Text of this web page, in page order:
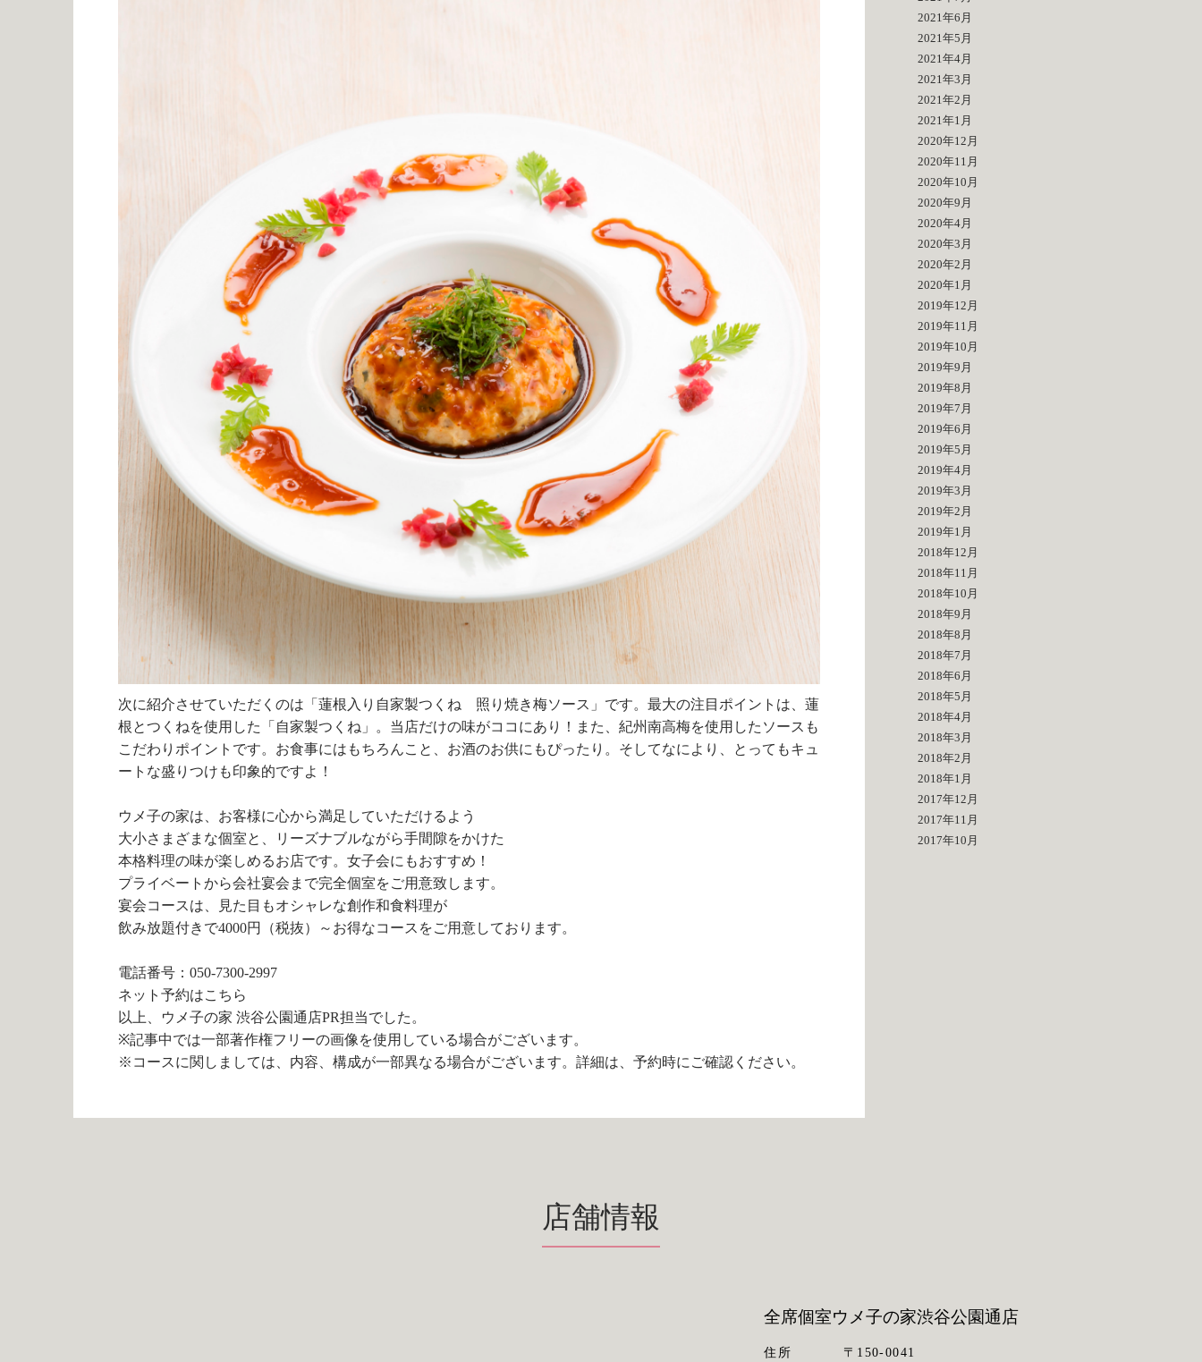
次に紹介させていただくのは「蓮根入り自家製つくね 照り焼き梅ソース」です。最大の注目ポイントは、蓮
根とつくねを使用した「自家製つくね」。当店だけの味がココにあり！また、紀州南高梅を使用したソースも
こだわりポイントです。お食事にはもちろんこと、お酒のお供にもぴったり。そしてなにより、とってもキュ
ートな盛りつけも印象的ですよ！
ウメ子の家は、お客様に心から満足していただけるよう
大小さまざまな個室と、リーズナブルながら手間隙をかけた
本格料理の味が楽しめるお店です。女子会にもおすすめ！
プライベートから会社宴会まで完全個室をご用意致します。
宴会コースは、見た目もオシャレな創作和食料理が
飲み放題付きで4000円（税抜）～お得なコースをご用意しております。
電話番号： 050-7300-2997
ネット予約はこちら
以上、ウメ子の家 渋谷公園通店PR担当でした。
※記事中では一部著作権フリーの画像を使用している場合がございます。
※コースに関しましては、内容、構成が一部異なる場合がございます。詳細は、予約時にご確認ください。
2021年6月
2021年5月
2021年4月
2021年3月
2021年2月
2021年1月
2020年12月
2020年11月
2020年10月
2020年9月
2020年4月
2020年3月
2020年2月
2020年1月
2019年12月
2019年11月
2019年10月
2019年9月
2019年8月
2019年7月
2019年6月
2019年5月
2019年4月
2019年3月
2019年2月
2019年1月
2018年12月
2018年11月
2018年10月
2018年9月
2018年8月
2018年7月
2018年6月
2018年5月
2018年4月
2018年3月
2018年2月
2018年1月
2017年12月
2017年11月
2017年10月
店舗情報
全席個室ウメ子の家渋谷公園通店
住所 〒150-0041